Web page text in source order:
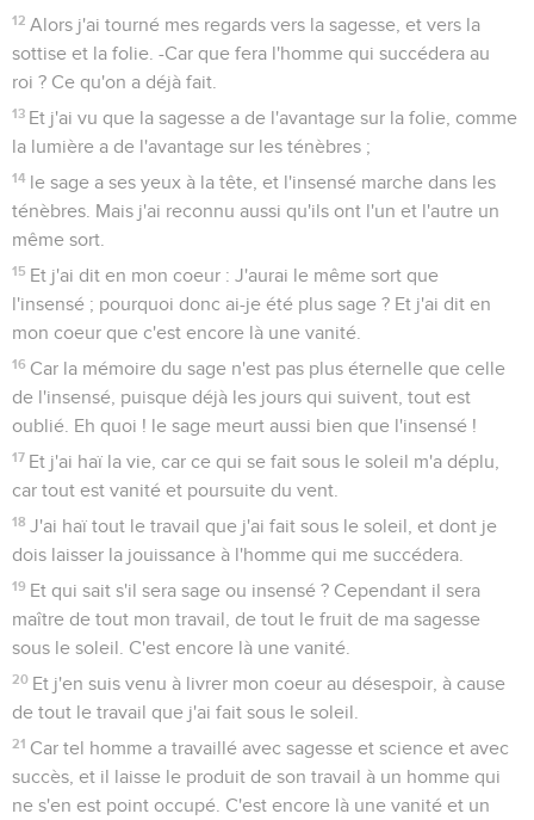
12 Alors j'ai tourné mes regards vers la sagesse, et vers la
sottise et la folie. -Car que fera l'homme qui succédera au
roi ? Ce qu'on a déjà fait.
13 Et j'ai vu que la sagesse a de l'avantage sur la folie, comme
la lumière a de l'avantage sur les ténèbres ;
14 le sage a ses yeux à la tête, et l'insensé marche dans les
ténèbres. Mais j'ai reconnu aussi qu'ils ont l'un et l'autre un
même sort.
15 Et j'ai dit en mon coeur : J'aurai le même sort que
l'insensé ; pourquoi donc ai-je été plus sage ? Et j'ai dit en
mon coeur que c'est encore là une vanité.
16 Car la mémoire du sage n'est pas plus éternelle que celle
de l'insensé, puisque déjà les jours qui suivent, tout est
oublié. Eh quoi ! le sage meurt aussi bien que l'insensé !
17 Et j'ai haï la vie, car ce qui se fait sous le soleil m'a déplu,
car tout est vanité et poursuite du vent.
18 J'ai haï tout le travail que j'ai fait sous le soleil, et dont je
dois laisser la jouissance à l'homme qui me succédera.
19 Et qui sait s'il sera sage ou insensé ? Cependant il sera
maître de tout mon travail, de tout le fruit de ma sagesse
sous le soleil. C'est encore là une vanité.
20 Et j'en suis venu à livrer mon coeur au désespoir, à cause
de tout le travail que j'ai fait sous le soleil.
21 Car tel homme a travaillé avec sagesse et science et avec
succès, et il laisse le produit de son travail à un homme qui
ne s'en est point occupé. C'est encore là une vanité et un